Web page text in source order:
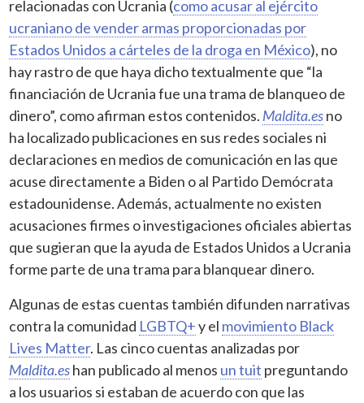
relacionadas con Ucrania (como acusar al ejército
ucraniano de vender armas proporcionadas por
Estados Unidos a cárteles de la droga en México), no
hay rastro de que haya dicho textualmente que “la
financiación de Ucrania fue una trama de blanqueo de
dinero”, como afirman estos contenidos. Maldita.esno
ha localizado publicaciones en sus redes sociales ni
declaraciones en medios de comunicación en las que
acuse directamente a Biden o al Partido Demócrata
estadounidense. Además, actualmente no existen
acusaciones firmes o investigaciones oficiales abiertas
que sugieran que la ayuda de Estados Unidos a Ucrania
forme parte de una trama para blanquear dinero.
Algunas de estas cuentas también difunden narrativas
contra la comunidad LGBTQ+y el movimiento Black
Lives Matter. Las cinco cuentas analizadas por
Maldita.eshan publicado al menos un tuit preguntando
a los usuarios si estaban de acuerdo con que las